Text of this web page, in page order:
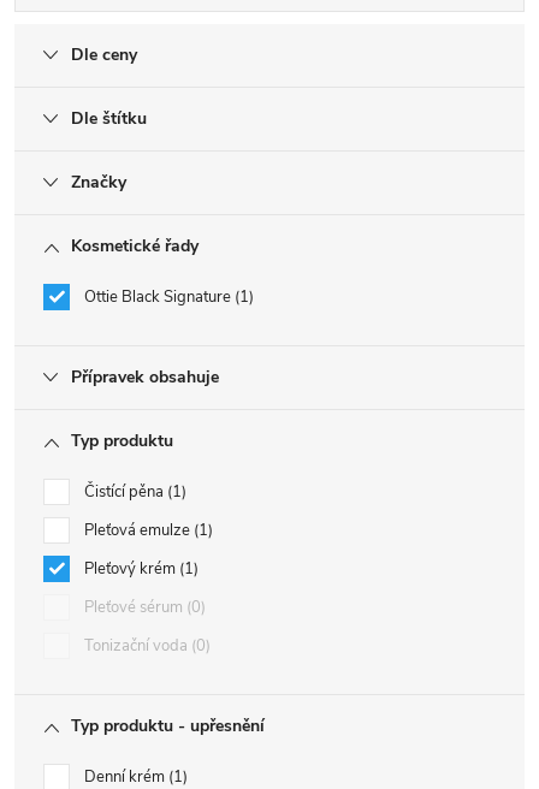
Dle ceny
Dle štítku
Značky
Kosmetické řady
Ottie Black Signature 1
Přípravek obsahuje
Typ produktu
Čistící pěna 1
Pleťová emulze 1
Pleťový krém 1
Pleťové sérum 0
Tonizační voda 0
Typ produktu - upřesnění
Denní krém 1